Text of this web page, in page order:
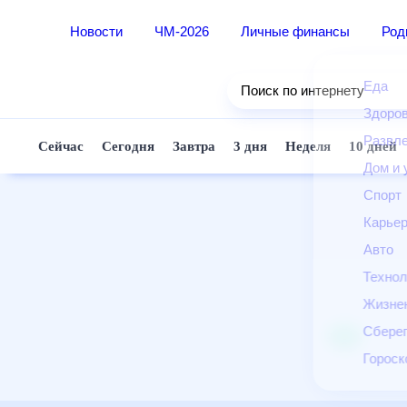
Новости ЧМ-2026 Личные финансы
Еда
Дом
Спорт
Авто
Поиск по интернету
Сейчас Сегодня Завтра 3 дня Неделя 10